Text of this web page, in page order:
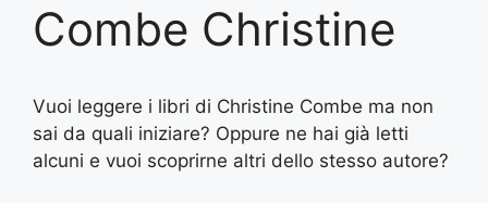
Combe Christine
Vuoi leggere i libri di Christine Combe ma non
sai da quali iniziare? Oppure ne hai già letti
alcuni e vuoi scoprirne altri dello stesso autore?